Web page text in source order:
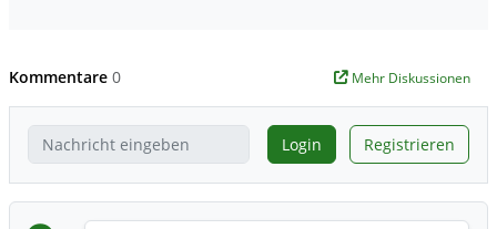
Kommentare 0 Mehr Diskussionen
Login Registrieren